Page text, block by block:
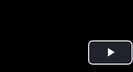
Play